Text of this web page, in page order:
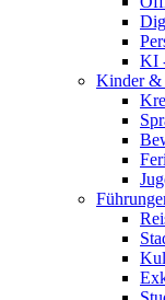
KI
Kinder &